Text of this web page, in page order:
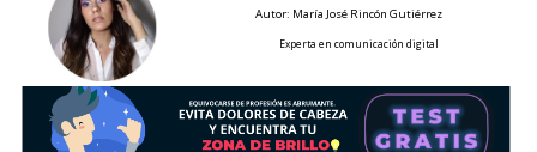
Autor: María José Rincón Gutiérrez
Experta en comunicación digital